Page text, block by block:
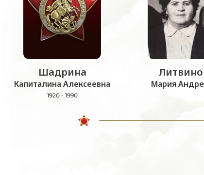
Шадрина
Капиталина Алексеевна
1920 - 1990
Мария